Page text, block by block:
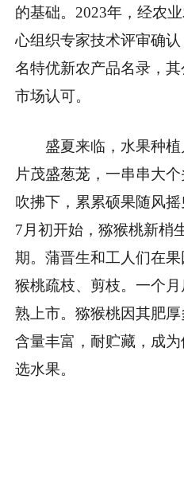
的基础。2023年，经农
心组织专家技术评审确
名特优新农产品名录，
市场认可。
盛夏来临，水果种
片茂盛葱茏，一串串大
吹拂下，累累硕果随风
7月初开始，猕猴桃新梢
期。蒲晋生和工人们在
猴桃疏枝、剪枝。一个
熟上市。猕猴桃因其肥
含量丰富，耐贮藏，成
选水果。